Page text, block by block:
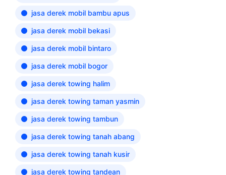
jasa derek mobil bambu apus
jasa derek mobil bekasi
jasa derek mobil bintaro
jasa derek mobil bogor
jasa derek towing halim
jasa derek towing taman yasmin
jasa derek towing tambun
jasa derek towing tanah abang
jasa derek towing tanah kusir
jasa derek towing tandean